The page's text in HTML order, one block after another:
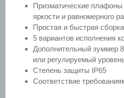
Призматические
яркости и равномерного
Простая и быстрая
5 вариантов исполнения
Дополнительный зуммер
или регулируемый
Степень защиты IP65
Соответствие